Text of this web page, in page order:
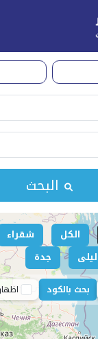
البحث
الكل شقراء
ليلى جدة
بحث بالكود اظهار